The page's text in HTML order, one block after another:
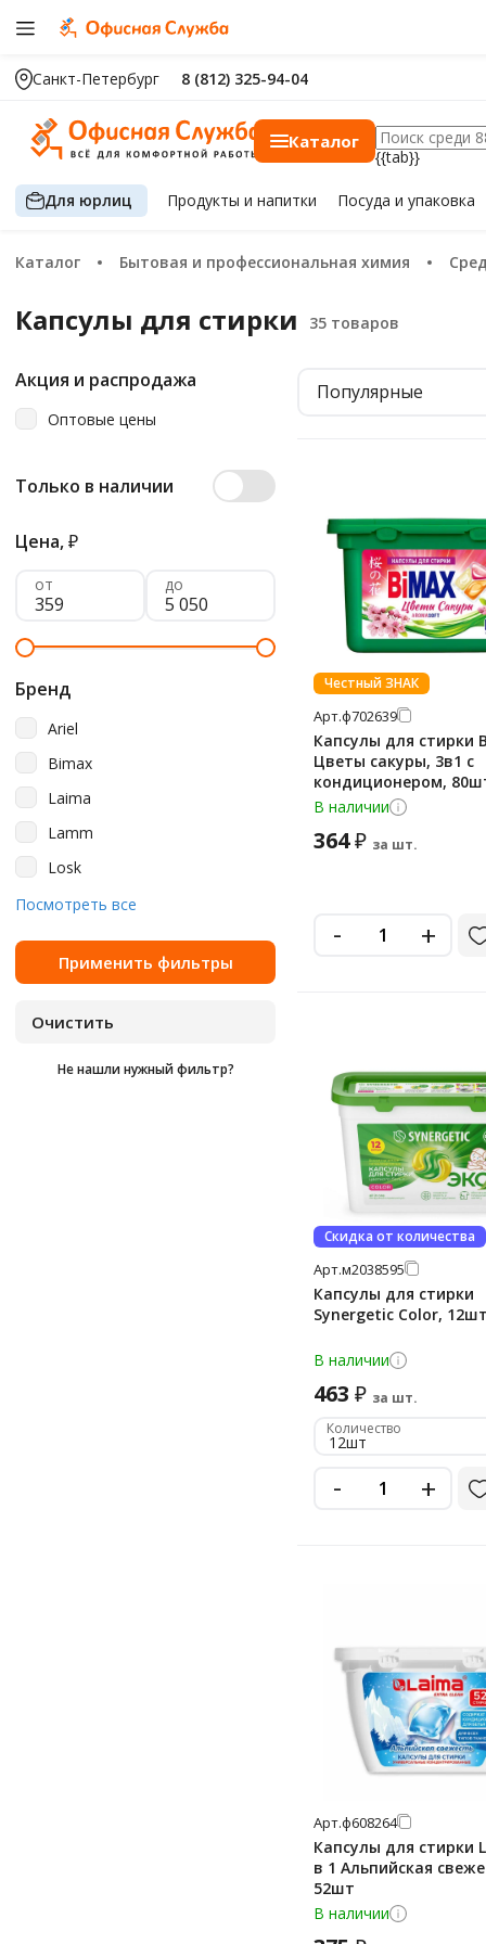
Санкт-Петербург 8 (812) 325-94-04
Каталог
{{tab}}
Для юрлиц Продуктыи напитки Посуда и упаковка
Каталог Бытовая и профессиональная химия
Капсулы для стирки
Акция и распродажа
Оптовые цены
Только в наличии
Цена,₽
от до
Бренд
Ariel
Bimax
Laima
Lamm
Losk
Perklin
Persil
Synergetic
Посмотреть все
Не нашли нужный фильтр?
Популярные
Честный ЗНАК
Арт.ф702639
Капсулы для стирки
Цветы сакуры, 3в1 с
кондиционером,
В наличии
364₽ за шт.
- +
Скидка от количества
Арт.м2038595
Капсулы для стирки
Synergetic Color,
В наличии
463 ₽ за шт.
Количество
12шт
- +
Арт.ф608264
Капсулы для стирки
в 1 Альпийская
52шт
В наличии